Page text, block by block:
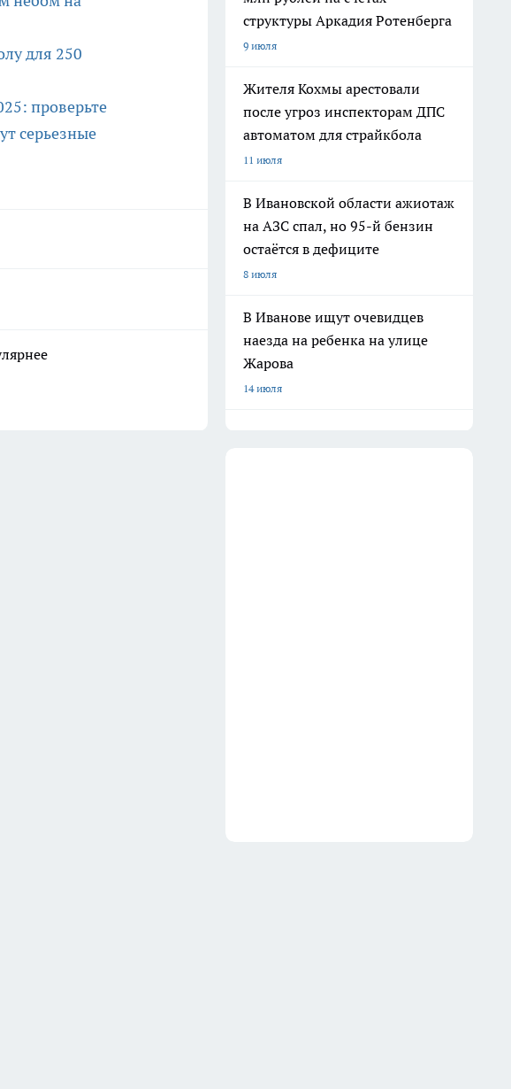
для 250
проверьте
серьезные
структуры Аркадия Ротенберга
9 июля
Жителя Кохмы арестовали
после угроз инспекторам ДПС
автоматом для страйкбола
11 июля
В Ивановской области ажиотаж
на АЗС спал, но 95-й бензин
остаётся в дефиците
8 июля
В Иванове ищут очевидцев
наезда на ребенка на улице
Жарова
14 июля